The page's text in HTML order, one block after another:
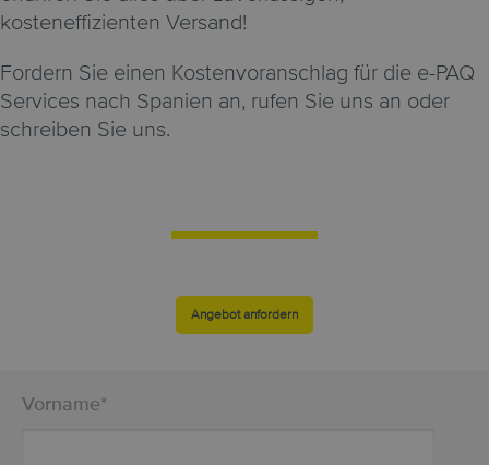
kosteneffizienten Versand!
Fordern Sie einen Kostenvoranschlag für die e-PAQ
Services nach Spanien an, rufen Sie uns an oder
schreiben Sie uns.
Angebot anfordern
Vorname*